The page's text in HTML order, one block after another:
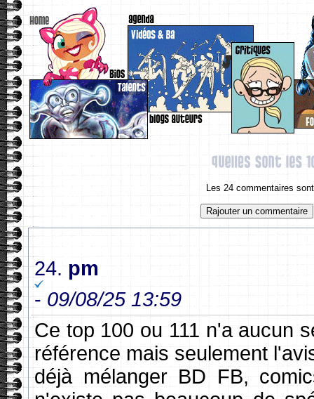
Les 24 commentaires
24. pm
- 09/08/25 13:59
Ce top 100 ou 111 n'a aucun
référence mais seulement
déjà mélanger BD FB,